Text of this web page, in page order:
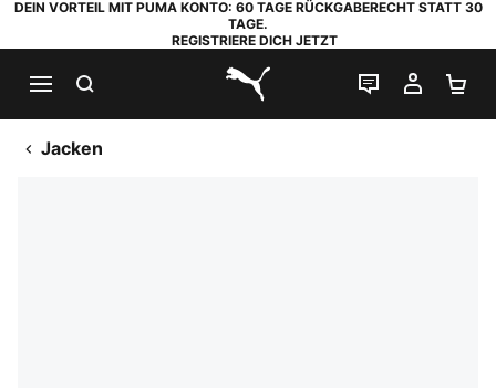
DEIN VORTEIL MIT PUMA KONTO: 60 TAGE RÜCKGABERECHT STATT 30
TAGE.
REGISTRIERE DICH JETZT
PUMA.com
LIVE-CHAT
MEIN
Jacken